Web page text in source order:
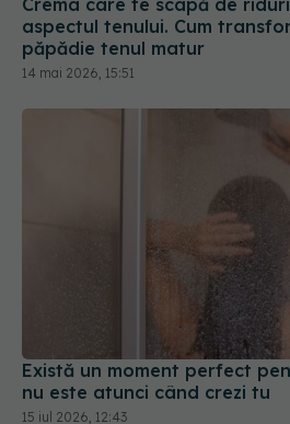
Există un moment perfect
nu este atunci când crezi tu